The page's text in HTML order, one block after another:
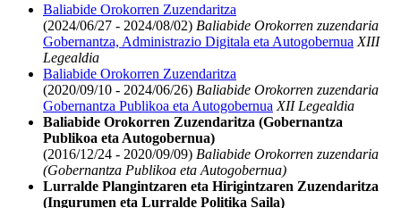
Baliabide Orokorren Zuzendaritza
(2024/06/27 - 2024/08/02) Baliabide Orokorren zuzendaria
Gobernantza, Administrazio Digitala eta Autogobernua XIII
Legealdia
Baliabide Orokorren Zuzendaritza
(2020/09/10 - 2024/06/26) Baliabide Orokorren zuzendaria
Gobernantza Publikoa eta Autogobernua XII Legealdia
Baliabide Orokorren Zuzendaritza (Gobernantza
Publikoa eta Autogobernua)
(2016/12/24 - 2020/09/09) Baliabide Orokorren zuzendaria
(Gobernantza Publikoa eta Autogobernua)
Lurralde Plangintzaren eta Hirigintzaren Zuzendaritza
(Ingurumen eta Lurralde Politika Saila)